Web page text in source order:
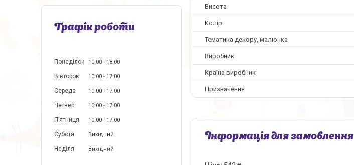
Висота
Колір
Тематика декору, малюнка
Виробник
Країна виробник
Призначення
Інформація для замовлення
Графік роботи
Понеділок 10:00 18:00
Вівторок 10:00 17:00
Середа 10:00 17:00
Четвер 10:00 17:00
Пʼятниця 10:00 17:00
Субота Вихідний
Неділя Вихідний